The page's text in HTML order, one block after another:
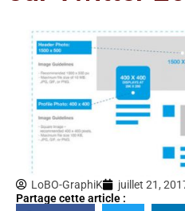
LoBO-GraphiK juillet 21,
Partage cette article :